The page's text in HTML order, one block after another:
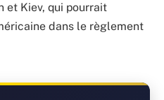
et Kiev, qui pourrait
dans le règlement